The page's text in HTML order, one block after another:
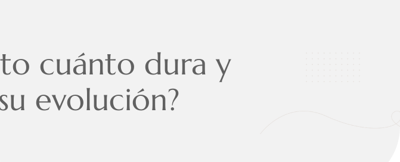
cuánto dura y
evolución?